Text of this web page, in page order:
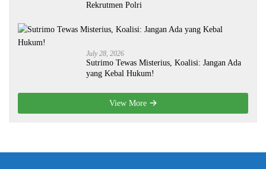
Rekrutmen Polri
July 28, 2026
Sutrimo Tewas Misterius, Koalisi: Jangan Ada
yang Kebal Hukum!
View More